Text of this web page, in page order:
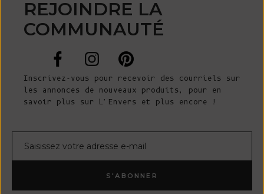
REJOINDRE LA
COMMUNAUTÉ
Inscrivez-vous pour recevoir des courriels sur
les annonces de nouveaux produits, pour en
savoir plus sur L'Envers et plus encore !
S'ABONNER